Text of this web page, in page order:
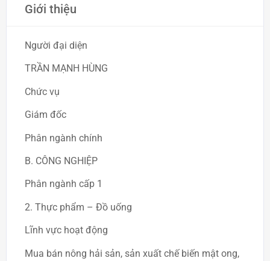
Giới thiệu
Người đại diện
TRẦN MẠNH HÙNG
Chức vụ
Giám đốc
Phân ngành chính
B. CÔNG NGHIỆP
Phân ngành cấp 1
2. Thực phẩm – Đồ uống
Lĩnh vực hoạt động
Mua bán nông hải sản, sản xuất chế biến mật ong,